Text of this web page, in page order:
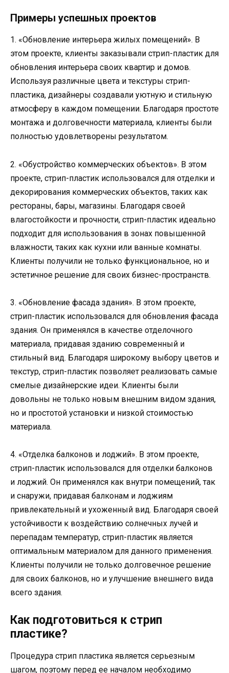
Примеры успешных проектов
1. «Обновление интерьера жилых помещений». В
этом проекте, клиенты заказывали стрип-пластик для
обновления интерьера своих квартир и домов.
Используя различные цвета и текстуры стрип-
пластика, дизайнеры создавали уютную и стильную
атмосферу в каждом помещении. Благодаря простоте
монтажа и долговечности материала, клиенты были
полностью удовлетворены результатом.
2. «Обустройство коммерческих объектов». В этом
проекте, стрип-пластик использовался для отделки и
декорирования коммерческих объектов, таких как
рестораны, бары, магазины. Благодаря своей
влагостойкости и прочности, стрип-пластик идеально
подходит для использования в зонах повышенной
влажности, таких как кухни или ванные комнаты.
Клиенты получили не только функциональное, но и
эстетичное решение для своих бизнес-пространств.
3. «Обновление фасада здания». В этом проекте,
стрип-пластик использовался для обновления фасада
здания. Он применялся в качестве отделочного
материала, придавая зданию современный и
стильный вид. Благодаря широкому выбору цветов и
текстур, стрип-пластик позволяет реализовать самые
смелые дизайнерские идеи. Клиенты были
довольны не только новым внешним видом здания,
но и простотой установки и низкой стоимостью
материала.
4. «Отделка балконов и лоджий». В этом проекте,
стрип-пластик использовался для отделки балконов
и лоджий. Он применялся как внутри помещений, так
и снаружи, придавая балконам и лоджиям
привлекательный и ухоженный вид. Благодаря своей
устойчивости к воздействию солнечных лучей и
перепадам температур, стрип-пластик является
оптимальным материалом для данного применения.
Клиенты получили не только долговечное решение
для своих балконов, но и улучшение внешнего вида
всего здания.
Как подготовиться к стрип
пластике?
Процедура стрип пластика является серьезным
шагом, поэтому перед ее началом необходимо